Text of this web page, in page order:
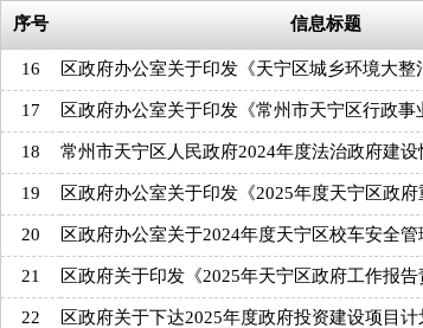
序号 信息标题
16 区政府办公室关于印发《天宁区城乡环境大整
17 区政府办公室关于印发《常州市天宁区行政事
18 常州市天宁区人民政府2024年度法治政府建设
19 区政府办公室关于印发《2025年度天宁区政
20 区政府办公室关于2024年度天宁区校车安全
21 区政府关于印发《2025年天宁区政府工作报
22 区政府关于下达2025年度政府投资建设项目计